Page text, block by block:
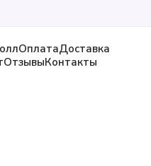
ОплатаДоставка
ОтзывыКонтакты